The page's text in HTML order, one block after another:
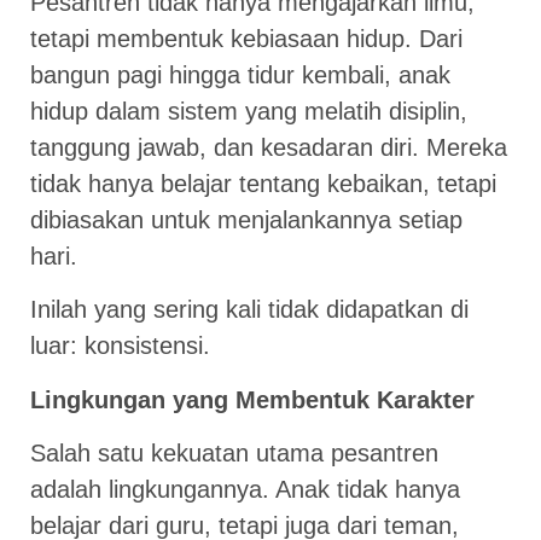
tetapi membentuk kebiasaan hidup. Dari
bangun pagi hingga tidur kembali, anak
hidup dalam sistem yang melatih disiplin,
tanggung jawab, dan kesadaran diri. Mereka
tidak hanya belajar tentang kebaikan, tetapi
dibiasakan untuk menjalankannya setiap
hari.
Inilah yang sering kali tidak didapatkan di
luar: konsistensi.
Lingkungan yang Membentuk Karakter
Salah satu kekuatan utama pesantren
adalah lingkungannya. Anak tidak hanya
belajar dari guru, tetapi juga dari teman,